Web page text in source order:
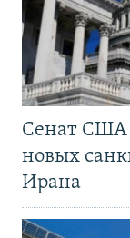
Сенат США
новых
Ирана